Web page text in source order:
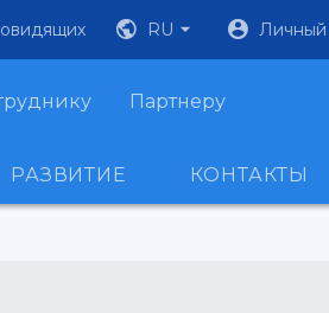
RU Личный
Партнеру
РАЗВИТИЕ КОНТАКТЫ